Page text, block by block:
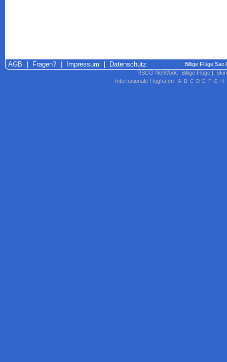
AGB Fragen? Impressum Datenschutz
Billige Flüge
RSCG NetWork: Billige Flüge |
Internationale Flughäfen
A B C D E F G H